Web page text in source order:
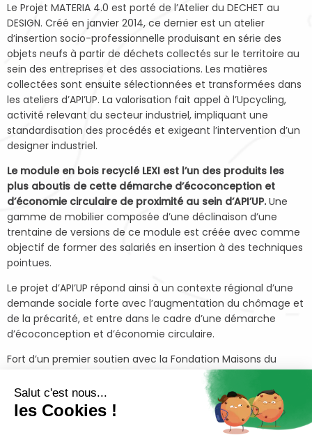
Le Projet MATERIA 4.0 est porté de l’Atelier du DECHET au
DESIGN. Créé en janvier 2014, ce dernier est un atelier
d’insertion socio-professionnelle produisant en série des
objets neufs à partir de déchets collectés sur le territoire au
sein des entreprises et des associations. Les matières
collectées sont ensuite sélectionnées et transformées dans
les ateliers d’API’UP. La valorisation fait appel à l’Upcycling,
activité relevant du secteur industriel, impliquant une
standardisation des procédés et exigeant l’intervention d’un
designer industriel.
Le module en bois recyclé LEXI est l’un des produits les
plus aboutis de cette démarche d’écoconception et
d’économie circulaire de proximité au sein d’API’UP.Une
gamme de mobilier composée d’une déclinaison d’une
trentaine de versions de ce module est créée avec comme
objectif de former des salariés en insertion à des techniques
pointues.
Le projet d’API’UP répond ainsi à un contexte régional d’une
demande sociale forte avec l’augmentation du chômage et
de la précarité, et entre dans le cadre d’une démarche
d’écoconception et d’économie circulaire.
Fort d’un premier soutien avec la Fondation Maisons du
Monde entre 2016 et 2018, API’UP a mis en place différentes
actions afin de développer le projet de revalorisation du bois
à Capbreton.
Retour sur les résultats des actions principales :
Salut c'est nous...
les Cookies !